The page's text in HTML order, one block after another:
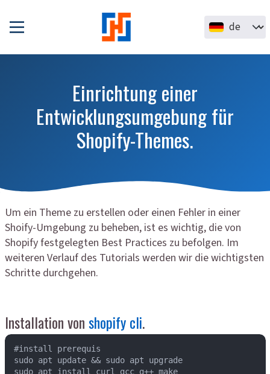
Select your
Einrichtung einer
Entwicklungsumgebung für
Shopify-Themes.
Um ein Theme zu erstellen oder einen Fehler in einer
Shoify-Umgebung zu beheben, ist es wichtig, die von
Shopify festgelegten Best Practices zu befolgen. Im
weiteren Verlauf des Tutorials werden wir die wichtigsten
Schritte durchgehen.
Installation vonshopify cli.
#install prerequis
sudo apt update && sudo apt upgrade
sudo apt install curl gcc g++ make